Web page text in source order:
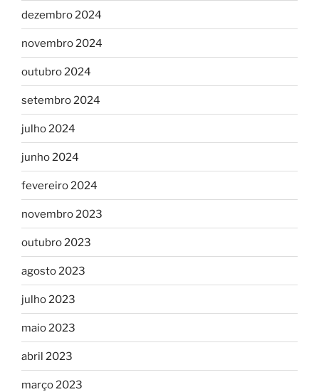
dezembro 2024
novembro 2024
outubro 2024
setembro 2024
julho 2024
junho 2024
fevereiro 2024
novembro 2023
outubro 2023
agosto 2023
julho 2023
maio 2023
abril 2023
março 2023